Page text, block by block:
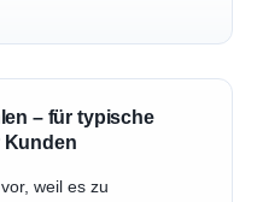
– für typische
Kunden
weil es zu